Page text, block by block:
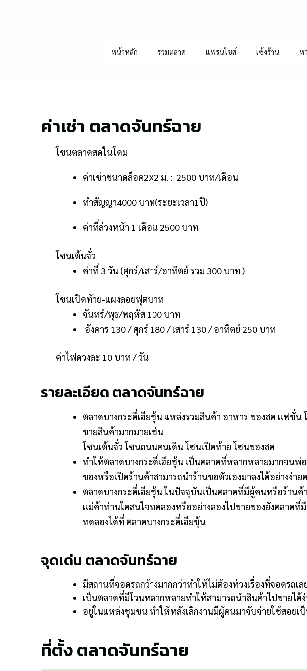
หน้าหลัก รวมตลาด แฟรนไชส์ เซ้งร้าน ห
ค่าเช่า ตลาดจันทร์ฉาย
โซนตลาดสดในโดม
ค่าเช่าขนาดล็อค2X2 ม. : 2500 บาท/เดือน
ทำสัญญา4000 บาท(ระยะเวลา1ปี)
ค่าที่ล่วงหน้า 1 เดือน 2500 บาท
โซนเต้นจั่ว
ค่าที่ 3 วัน (ศุกร์/เสาร์/อาทิตย์ รวม 300 บาท )
โซนเปิดท้าย-แผงลอยฟุตบาท
จันทร์/พุธ/พฤหัส 100 บาท
อังคาร 130 / ศุกร์ 180 / เสาร์ 130 / อาทิตย์ 250 บาท
ค่าไฟดวงละ 10 บาท / วัน
รายละเอียด ตลาดจันทร์ฉาย
ตลาดบางกระดี่เฮียชุ้น แหล่งรวมสินค้า อาหาร ของสด แฟชั่น
ขายสินค้ามากมายเช่น
โซนเต้นจั่ว โซนถนนคนเดิน โซนเปิดท้าย โซนของสด
ทำให้ตลาดบางกระดี่เฮียชุ้น เป็นตลาดที่หลากหลายมากจนพ่
ของหรือเปิดร้านค้าสามารถนำร้านขอตัวเองมาลงได้อย่างง่าย
ตลาดบางกระดี่เฮียชุ้น ในปัจจุบันเป็นตลาดที่มีผู้คนหรือร้าน
แม่ค้าท่านใดสนใจทดลองหรืออย่างลองไปขายของยังตลาดที่
ทดลองได้ที่ ตลาดบางกระดี่เฮียชุ้น
จุดเด่น ตลาดจันทร์ฉาย
มีสถานที่จอดรถกว้างมากกว่าทำให้ไม่ต้องห่วงเรื่องที่จอดรถเล
เป็นตลาดที่มีโวนหลากหลายทำให้สามารถนำสินค้าไปขายได้ง่
อยู่ในแหล่งชุมชน ทำให้หลังเลิกงานมีผู้คนมาจับจ่ายใช้สอยเ
ที่ตั้ง ตลาดจันทร์ฉาย